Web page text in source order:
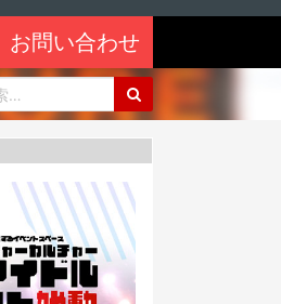
お問い合わせ